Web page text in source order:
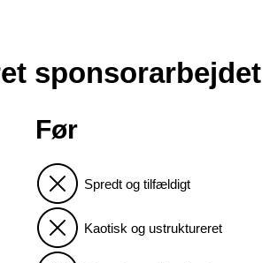
sponsorarbejdet
Før
Spredt og tilfældigt
Kaotisk og ustruktureret